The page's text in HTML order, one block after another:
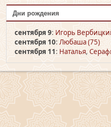
Дни рождения
сентября 9: Игорь
сентября 10: Любаша (75)
сентября 11: Наталья,